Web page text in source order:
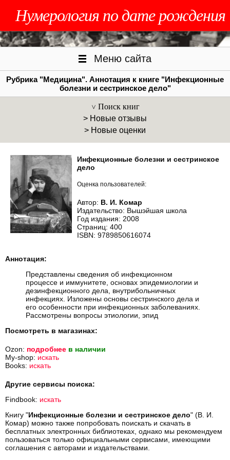
Нумерология по дате рождения
Меню сайта
Рубрика "Медицина". Аннотация к книге "Инфекционные
болезни и сестринское дело"
Поиск книг
> Новые отзывы
> Новые оценки
Инфекционные болезни и сестринское
дело
Оценка пользователей:
Автор: В. И. Комар
Издательство: Вышэйшая школа
Год издания: 2008
Страниц: 400
ISBN: 9789850616074
Аннотация:
Представлены сведения об инфекционном
процессе и иммунитете, основах эпидемиологии и
дезинфекционного дела, внутрибольничных
инфекциях. Изложены основы сестринского дела и
его особенности при инфекционных заболеваниях.
Рассмотрены вопросы этиологии, эпид
Посмотреть в магазинах:
Ozon: подробнее в наличии
My-shop: искать
Books: искать
Другие сервисы поиска:
Findbook: искать
Книгу "Инфекционные болезни и сестринское дело" (В. И.
Комар) можно также попробовать поискать и скачать в
бесплатных электронных библиотеках, однако мы рекомендуем
пользоваться только официальными сервисами, имеющими
соглашения с авторами и издательствами.